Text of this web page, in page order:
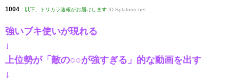
1004 : 以下、トリカラ速報がお届けします ID:Splatoon.net
強いブキ使いが現れる
↓
上位勢が「敵の○○が強すぎる」的な動画を出す
↓